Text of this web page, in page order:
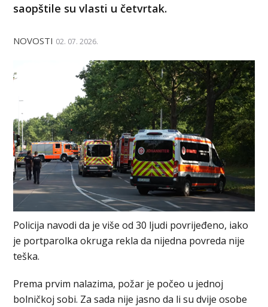
saopštile su vlasti u četvrtak.
NOVOSTI 02. 07. 2026.
Policija navodi da je više od 30 ljudi povrijeđeno, iako
je portparolka okruga rekla da nijedna povreda nije
teška.
Prema prvim nalazima, požar je počeo u jednoj
bolničkoj sobi. Za sada nije jasno da li su dvije osobe